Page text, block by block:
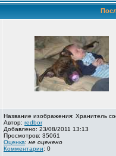
Название изображения: Хранитель
Автор: redbor
Добавлено: 23/08/2011 13:13
Просмотров: 35061
Оценка: не оценено
Комментарии: 0